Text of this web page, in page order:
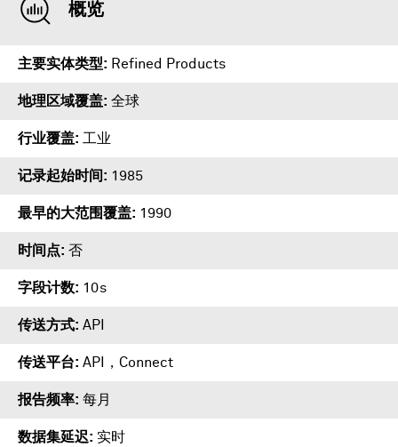
概览
主要实体类型 Refined Products
地理区域覆盖 全球
行业覆盖 工业
记录起始时间 1985
最早的大范围覆盖 1990
时间点 否
字段计数 10s
传送方式 API
传送平台 API ， Connect
报告频率 每月
数据集延迟 实时